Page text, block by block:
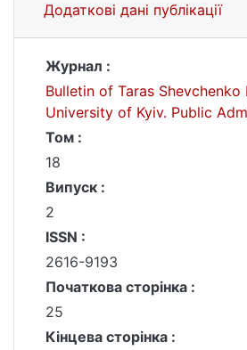
Додаткові дані публікації
Журнал :
Bulletin of Taras Shevchenko
University of Kyiv. Public
Том :
18
Випуск :
2
ISSN :
2616-9193
Початкова сторінка :
25
Кінцева сторінка :